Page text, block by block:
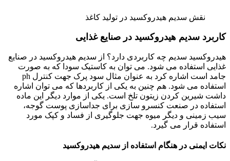
نقش سدیم هیدروکسید در تولید کاغذ
کاربرد سدیم هیدروکسید در صنایع غذایی
هیدروکسید سدیم چه کاربردی دارد؟ از سدیم هیدروکسید در صنایع
غذایی استفاده می شود. می توان به کاستیک سودا که به صورت
جامد است اشاره کرد به عنوان مثال سود پرک جهت کنترل ph
استفاده می شود. هم چنین به یکی از کاربردها که می توان اشاره
داشت شیرین کردن زیتون تلخ است. یکی از موارد دیگر این ماده
استفاده در صنعت کنسرو سازی برای جداسازی پوست گوجه،
سیب زمینی و دیگر میوه جهت جلوگیری از فساد و کپک مورد
استفاده قرار می گیرد.
نکات ایمنی در هنگام استفاده از سدیم هیدروکسید